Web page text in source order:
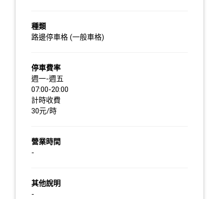
種類
路邊停車格 (一般車格)
停車費率
週一-週五
07:00-20:00
計時收費
30元/時
營業時間
-
其他說明
-